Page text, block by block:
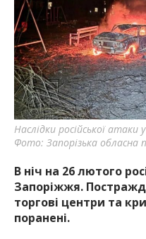
Наслідки російської
Фото: Запорізька обласна
В ніч на 26 лютого
Запоріжжя.
торгові центри та
поранені.